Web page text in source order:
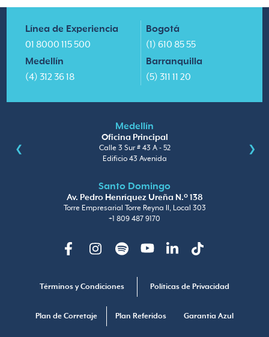
Línea de Experiencia
01 8000 115 500
Medellín
(4) 312 36 18
Bogotá
(1) 610 85 55
Barranquilla
(5) 311 11 20
Medellín
Oficina Principal
Calle 3 Sur # 43 A - 52
Edificio 43 Avenida
Santo Domingo
Av. Pedro Henríquez Ureña N.º 138
Torre Empresarial Torre Reyna II, Local 303
+1 809 487 9170
Términos y Condiciones Políticas de Privacidad
Plan de Corretaje Plan Referidos Garantia Azul
FacebookInstagramSpotify YoutubeLinkedinTikTok